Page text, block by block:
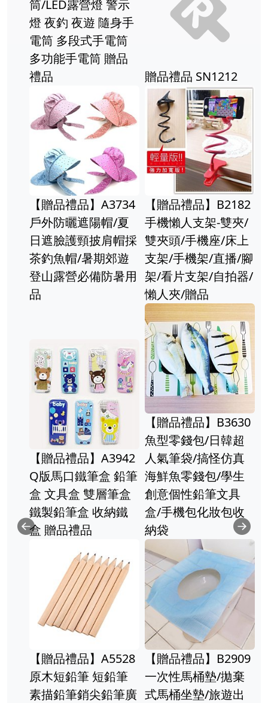
燈 警示
隨身手
手電筒
筒 贈品
贈品禮品 SN1212
】A3734
陽帽/夏
披肩帽採
期郊遊
備防暑用
【贈品禮品】B2182
手機懶人支架-雙夾/
雙夾頭/手機座/床上
支架/手機架/直播/腳
架/看片支架/自拍器/
】A3942
筆盒 鉛筆
層筆盒
收納鐵
【贈品禮品】B3630
魚型零錢包/日韓超
人氣筆袋/搞怪仿真
海鮮魚零錢包/學生
創意個性鉛筆文具
盒/手機包化妝包收
納袋
】A5528
短鉛筆
尖鉛筆廣
【贈品禮品】B2909
一次性馬桶墊/拋棄
式馬桶坐墊/旅遊出
手工藝DIY
件 材料零
頭 包包掛
【贈品禮品
問號鉤(小)
金屬掛勾
鑰匙圈配件
件 鑰匙扣
勾 贈品禮
夾鏈袋-小/
飾品袋佛珠
袋/方形透
納袋/辦公
禮品
【贈品禮品
首飾自封袋
透明夾鏈袋
Previous